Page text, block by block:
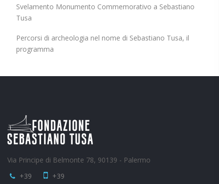
Svelamento Monumento Commemorativo a Sebastiano
Tusa
Percorsi di archeologia nel nome di Sebastiano Tusa, il
programma
Via Principe di Belmonte 78, 90139 - Palermo
+39
+39